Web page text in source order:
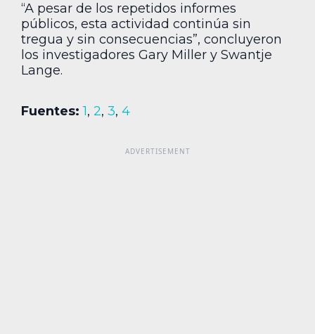
“A pesar de los repetidos informes
públicos, esta actividad continúa sin
tregua y sin consecuencias”, concluyeron
los investigadores Gary Miller y Swantje
Lange.
Fuentes: 1, 2, 3, 4